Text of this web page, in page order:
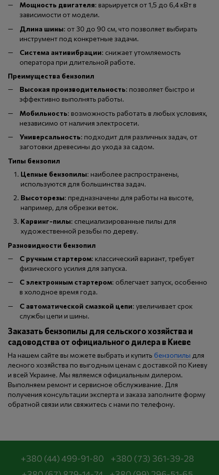
Мощность двигателя: варьируется от 1,5 до 6,4 кВт в
зависимости от модели.
Длина шины: от 30 до 90 см, что позволяет выбирать
инструмент под конкретные задачи.
Система антивибрации: снижает утомляемость
оператора при длительной работе.
Преимущества бензопил
Высокая производительность: позволяет быстро и
эффективно выполнять работы.
Мобильность: возможность работать в любых условиях,
независимо от наличия электросети.
Универсальность: подходит для различных задач, от
заготовки древесины до ухода за садом.
Типы бензопил
Цепные бензопилы: наиболее распространены,
используются для большинства задач.
Высоторезы: предназначены для работы на высоте,
например, для обрезки веток.
Карвинг-пилы: специализированные пилы для
художественной резьбы по дереву.
Разновидности бензопил
С ручным стартером: классический вариант, требует
физического усилия для запуска.
С электронным стартером: облегчает запуск, особенно
в холодное время года.
С автоматической смазкой цепи: увеличивает срок
службы цепи и шины.
Заказать бензопилы для сельского хозяйства и
садоводства от официального дилера в Киеве
На нашем сайте вы можете выбрать и купить бензопилы для
лесного хозяйства по выгодным ценам с доставкой по Киеву
и всей Украине. Мы являемся официальным дилером.
Выполняем ремонт и сервисное обслуживание. Для
получения консультации эксперта и заказа заполните форму
обратной связи или свяжитесь с нами по телефону.
+380 (44) 499-91-80
+380 (73) 361-39-28